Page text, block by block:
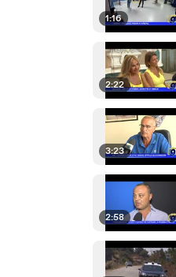
1:16
2:22
3:23
2:58